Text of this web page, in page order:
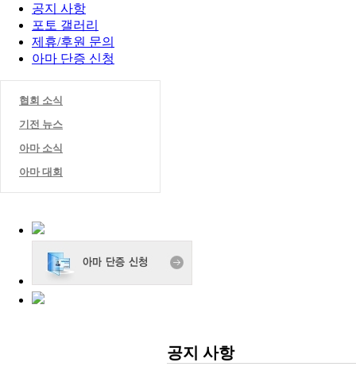
공지 사항
포토 갤러리
제휴/후원 문의
아마 단증 신청
협회 소식
기전 뉴스
아마 소식
아마 대회
공지 사항